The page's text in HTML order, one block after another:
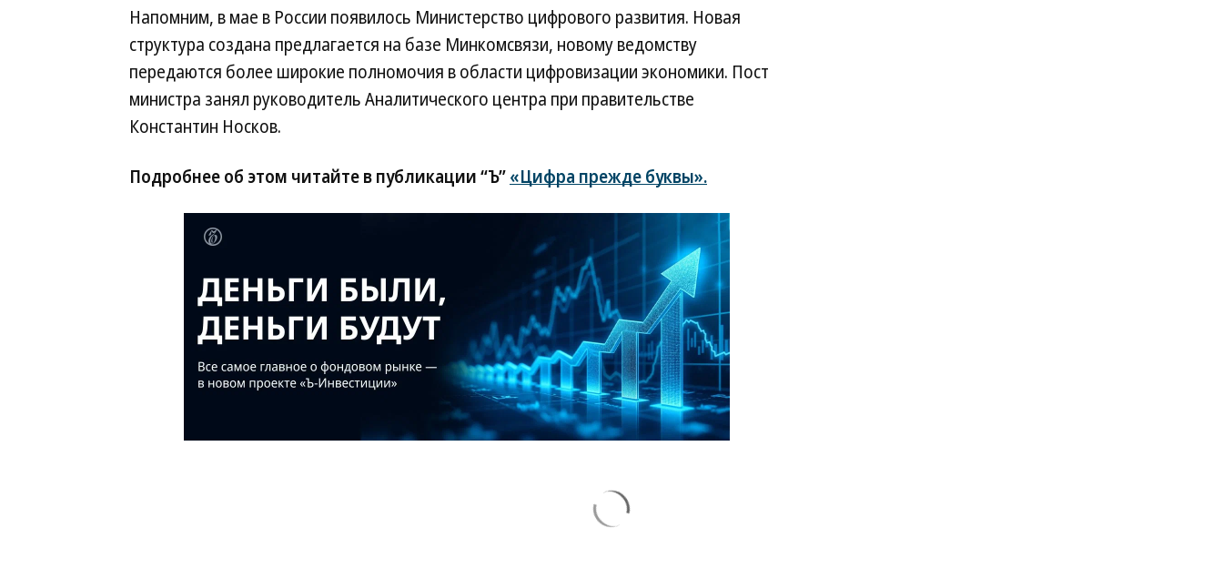
Напомним, в мае в России появилось Министерство цифрового развития. Новая
структура создана предлагается на базе Минкомсвязи, новому ведомству
передаются более широкие полномочия в области цифровизации экономики. Пост
министра занял руководитель Аналитического центра при правительстве
Константин Носков.
Подробнее об этом читайте в публикации “Ъ”«Цифра прежде буквы».